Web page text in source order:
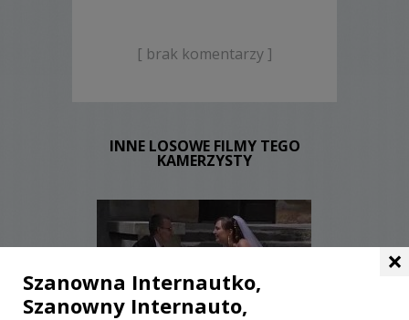
[ brak komentarzy ]
INNE LOSOWE FILMY TEGO
KAMERZYSTY
×
Szanowna Internautko,
Szanowny Internauto,